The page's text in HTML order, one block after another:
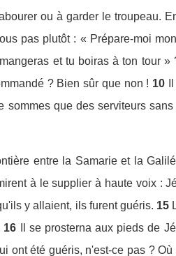
ou à garder le troupeau.
pas plutôt : « Prépare-moi
et tu boiras à ton tour »
? Bien sûr que non ! 10
que des serviteurs
entre la Samarie et la
à le supplier à haute voix :
y allaient, ils furent guéris. 15
16
Il se prosterna aux pieds de
ont été guéris, n'est-ce pas ?